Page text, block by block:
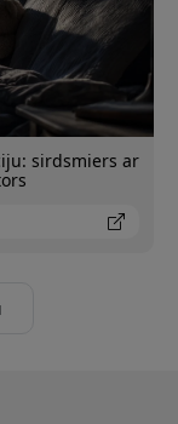
sirdsmiers ar